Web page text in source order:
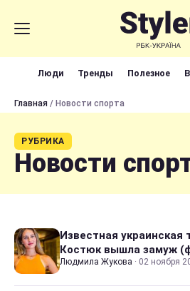
Люди Тренды Полезное
Главная / Новости спорта
РУБРИКА
Новости
Известная украинская
Костюк вышла замуж
Людмила Жукова · 02 ноября